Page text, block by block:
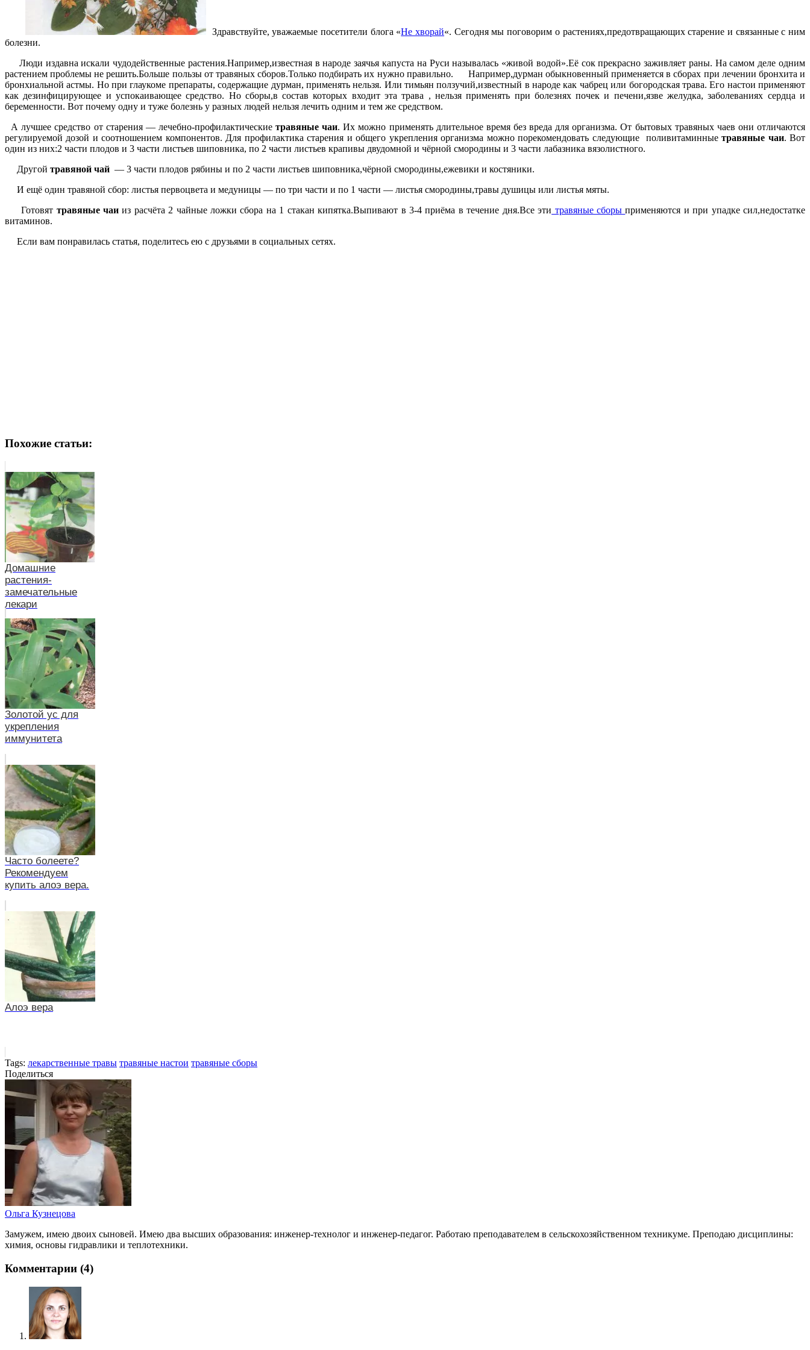
Здравствуйте, уважаемые посетители блога «Не хворай«. Сегодня мы поговорим о растениях,предотвращающих старение и связанные с ним
болезни.
Люди издавна искали чудодейственные растения.Например,известная в народе заячья капуста на Руси называлась «живой водой».Её сок прекрасно заживляет раны. На самом деле одним
растением проблемы не решить.Больше пользы от травяных сборов.Только подбирать их нужно правильно.
Например,дурман обыкновенный применяется в сборах при лечении бронхита и
бронхиальной астмы. Но при глаукоме препараты, содержащие дурман, применять нельзя. Или тимьян ползучий,известный в народе как чабрец или богородская трава. Его настои применяют
как дезинфицирующее и успокаивающее средство. Но сборы,в состав которых входит эта трава , нельзя применять при болезнях почек и печени,язве желудка, заболеваниях сердца и
беременности. Вот почему одну и туже болезнь у разных людей нельзя лечить одним и тем же средством.
А лучшее средство от старения — лечебно-профилактическиетравяные чаи. Их можно применять длительное время без вреда для организма. От бытовых травяных чаев они отличаются
регулируемой дозой и соотношением компонентов. Для профилактика старения и общего укрепления организма можно порекомендовать следующие поливитаминныетравяные чаи. Вот
один из них:2 части плодов и 3 части листьев шиповника, по 2 части листьев крапивы двудомной и чёрной смородины и 3 части лабазника вязолистного.
Другой травяной чай — 3 части плодов рябины и по 2 части листьев шиповника,чёрной смородины,ежевики и костяники.
И ещё один травяной сбор: листья первоцвета и медуницы — по три части и по 1 части — листья смородины,травы душицы или листья мяты.
Готовят травяные чаииз расчёта 2 чайные ложки сбора на 1 стакан кипятка.Выпивают в 3-4 приёма в течение дня.Все эти травяные сборыприменяются и при упадке сил,недостатке
витаминов.
Если вам понравилась статья, поделитесь ею с друзьями в социальных сетях.
Похожие статьи:
Домашние
растения-
замечательные
лекари
Золотой ус для
укрепления
иммунитета
Часто болеете?
Рекомендуем
купить алоэ вера.
Алоэ вера
Tags: лекарственные травы травяные настои травяные сборы
Поделиться
Ольга Кузнецова
Замужем, имею двоих сыновей. Имею два высших образования: инженер-технолог и инженер-педагог. Работаю преподавателем в сельскохозяйственном техникуме. Преподаю дисциплины:
химия, основы гидравлики и теплотехники.
Комментарии (4)